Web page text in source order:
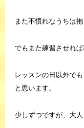
また不慣れなうちは
でもまた練習させれ
レッスンの日以外で
と思います。
少しずつですが、大